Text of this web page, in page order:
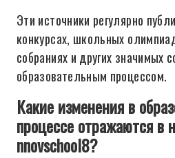
Эти источники регулярно
конкурсах, школьных
собраниях и других значимых
образовательным процессом.
Какие изменения в
процессе отражаются в
nnovschool8?